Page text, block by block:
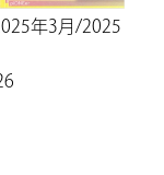
年3月/2025